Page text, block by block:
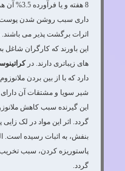
8 هفته و
داری سبب روشن شدن پوست
اثرات برگشت پذیر می
این باورند که کارگران
های زیباتری دارند. در
دارد که با از بین بردن
شیر سویا و مشتقات آن دارای
این گیرنده سبب کاهش
گردد. اثر این مواد در لک
بنفش، به اثبات رسیده است.
پاستوریزه کردن، سبب
گردد.